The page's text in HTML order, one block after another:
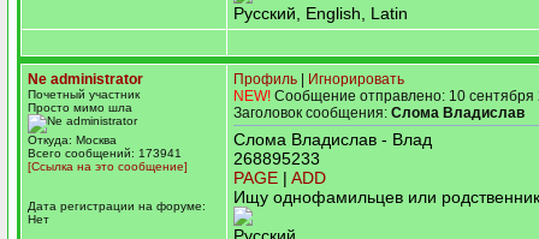
Русский, English, Latin
Ne administrator
Почетный участник
Просто мимо шла
Откуда: Москва
Всего сообщений: 173941
[Ссылка на это сообщение]
Дата регистрации на форуме:
Нет
Профиль
Игнорировать
NEW! Сообщение отправлено: 10 сентября
Заголовок сообщения: Слома Владислав
Слома Владислав - Влад
268895233
PAGE | ADD
Ищу однофамильцев или